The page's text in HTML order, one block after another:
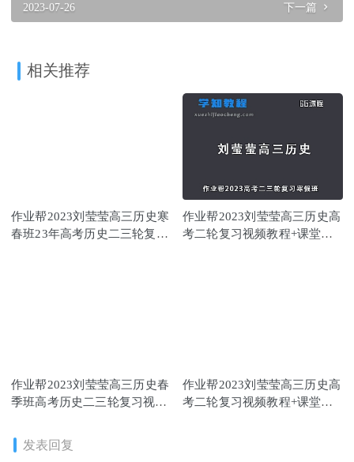
2023-07-26 下一篇
相关推荐
作业帮2023刘莹莹高三历史寒
春班23年高考历史二三轮复习
作业帮2023刘莹莹高三历史高
考二轮复习视频教程+课堂笔
作业帮2023刘莹莹高三历史春
季班高考历史二三轮复习视频
作业帮2023刘莹莹高三历史高
考二轮复习视频教程+课堂笔
发表回复